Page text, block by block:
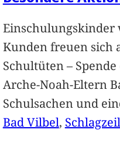
Einschulungskinder
Kunden freuen sich
Schultüten –
Arche-Noah-Eltern
Schulsachen und
Bad Vilbel,